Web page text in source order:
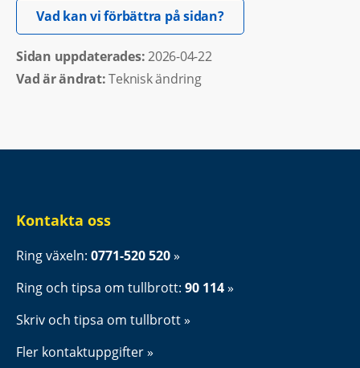
Vad kan vi förbättra på sidan?Öppnas i nytt fönster.
Sidan uppdaterades: 2026-04-22
Vad är ändrat:Teknisk ändring
Kontakta oss
Ring växeln: 0771-520 520
Ring och tipsa om tullbrott: 90 114
Skriv och tipsa om tullbrott
Fler kontaktuppgifter